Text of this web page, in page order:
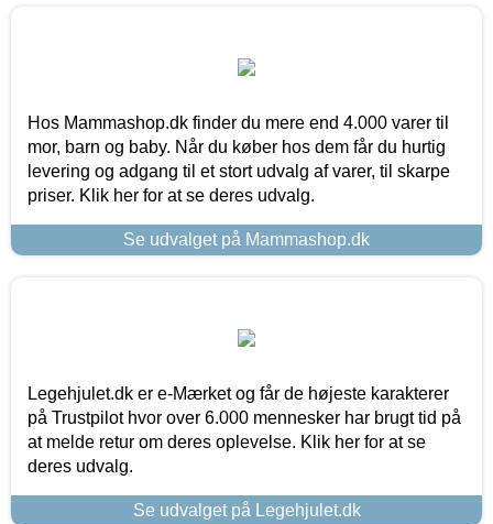
Hos Mammashop.dk finder du mere end 4.000 varer til
mor, barn og baby. Når du køber hos dem får du hurtig
levering og adgang til et stort udvalg af varer, til skarpe
priser. Klik her for at se deres udvalg.
Se udvalget på Mammashop.dk
Legehjulet.dk er e-Mærket og får de højeste karakterer
på Trustpilot hvor over 6.000 mennesker har brugt tid på
at melde retur om deres oplevelse. Klik her for at se
deres udvalg.
Se udvalget på Legehjulet.dk